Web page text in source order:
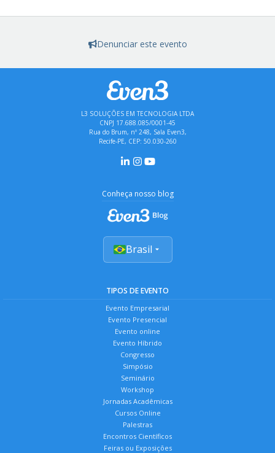
Denunciar este evento
L3 SOLUÇÕES EM TECNOLOGIA LTDA
CNPJ 17.688.085/0001-45
Rua do Brum, nº 248, Sala Even3,
Recife-PE, CEP: 50.030-260
Conheça nosso blog
Brasil
TIPOS DE EVENTO
Evento Empresarial
Evento Presencial
Evento online
Evento Híbrido
Congresso
Simpósio
Seminário
Workshop
Jornadas Acadêmicas
Cursos Online
Palestras
Encontros Científicos
Feiras ou Exposições